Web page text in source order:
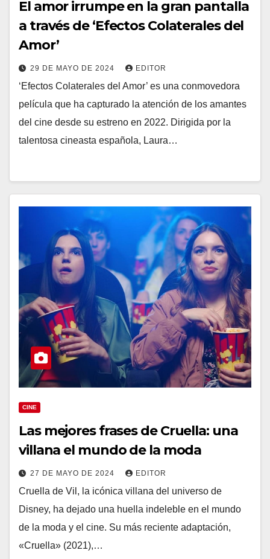
El amor irrumpe en la gran pantalla
a través de ‘Efectos Colaterales del
Amor’
29 DE MAYO DE 2024 EDITOR
‘Efectos Colaterales del Amor’ es una conmovedora
película que ha capturado la atención de los amantes
del cine desde su estreno en 2022. Dirigida por la
talentosa cineasta española, Laura…
CINE
Las mejores frases de Cruella: una
villana el mundo de la moda
27 DE MAYO DE 2024 EDITOR
Cruella de Vil, la icónica villana del universo de
Disney, ha dejado una huella indeleble en el mundo
de la moda y el cine. Su más reciente adaptación,
«Cruella» (2021),…